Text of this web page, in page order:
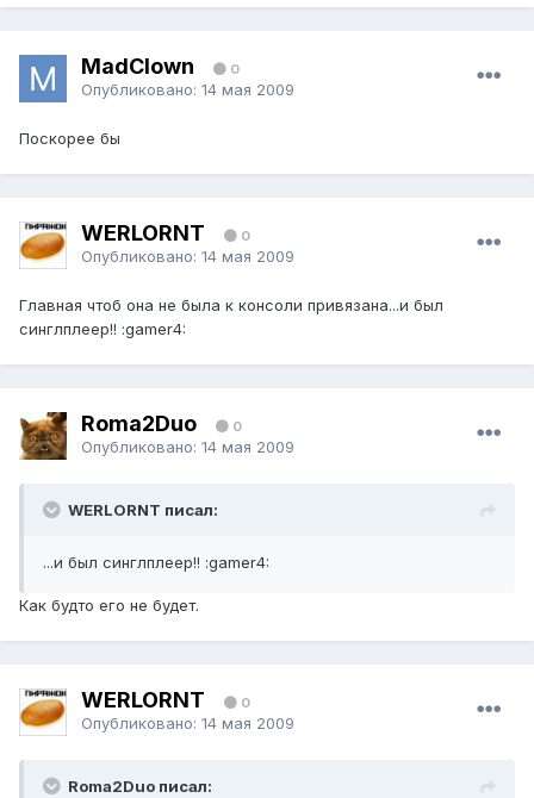
MadClown 0
Опубликовано: 14 мая 2009
Поскорее бы
WERLORNT 0
Опубликовано: 14 мая 2009
Главная чтоб она не была к консоли привязана...и был
синглплеер!! :gamer4:
Roma2Duo 0
Опубликовано: 14 мая 2009
WERLORNT писал:
...и был синглплеер!! :gamer4:
Как будто его не будет.
WERLORNT 0
Опубликовано: 14 мая 2009
Roma2Duo писал: